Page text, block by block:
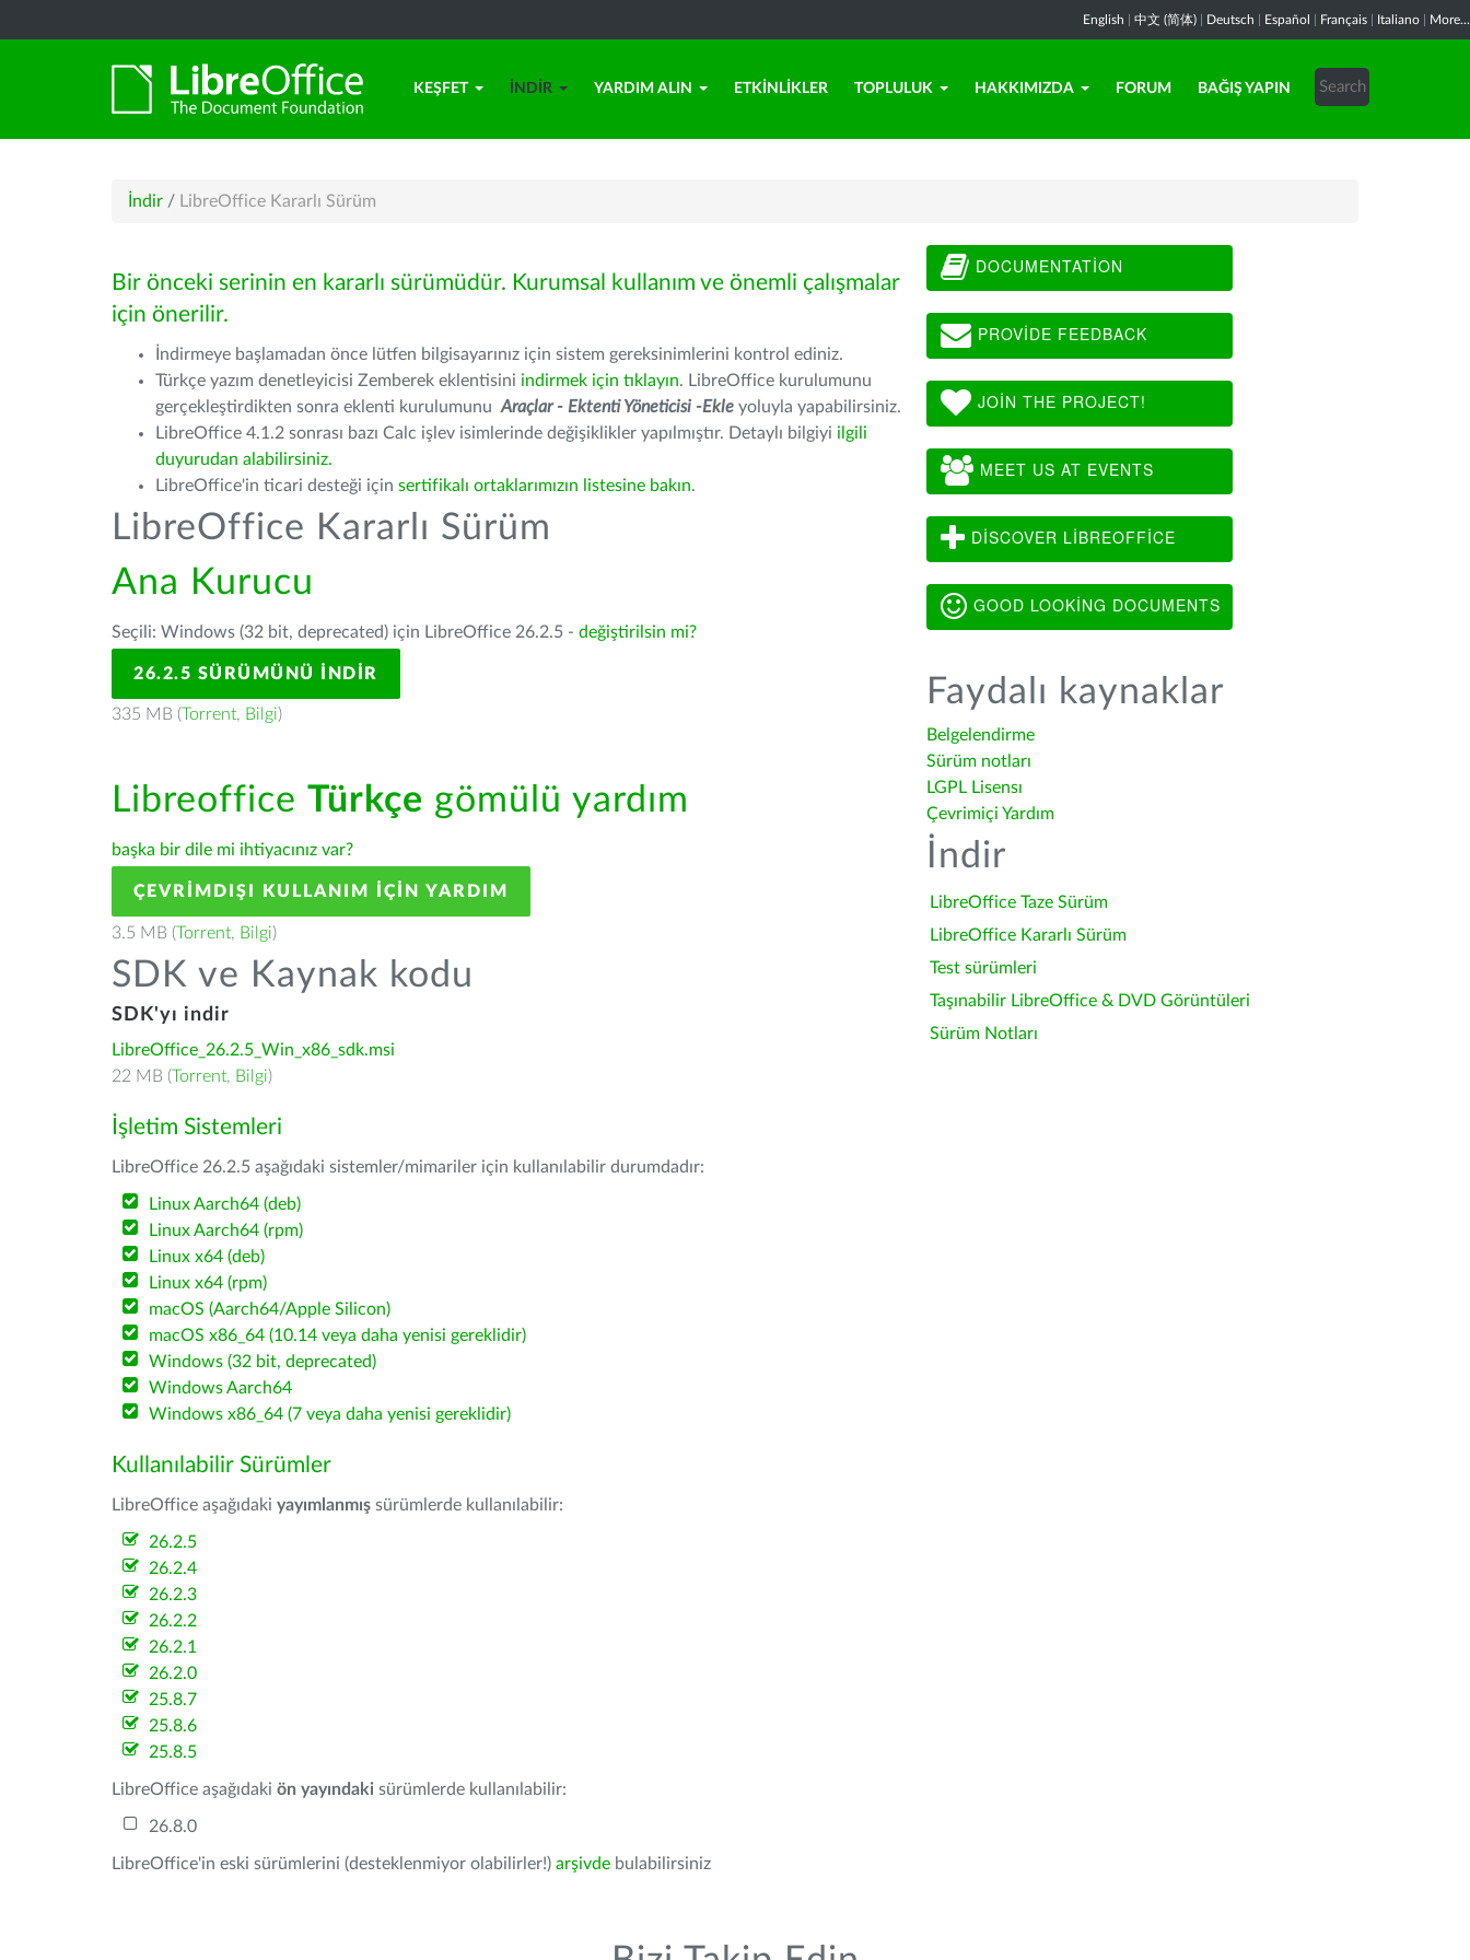
English 中文 (简体) Deutsch Español Français Italiano More...
KEŞFET İNDIR YARDIM ALIN ETKINLIKLER TOPLULUK HAKKIMIZDA FORUM BAĞIŞ YAPIN
İndir / LibreOffice Kararlı Sürüm
Bir önceki serinin en kararlı sürümüdür. Kurumsal kullanım ve önemli çalışmalar
için önerilir.
İndirmeye başlamadan önce lütfen bilgisayarınız için sistem gereksinimlerini kontrol ediniz.
Türkçe yazım denetleyicisi Zemberek eklentisini indirmek için tıklayın. LibreOffice kurulumunu
gerçekleştirdikten sonra eklenti kurulumunu Araçlar - Ektenti Yöneticisi -Ekle yoluyla yapabilirsiniz.
LibreOffice 4.1.2 sonrası bazı Calc işlev isimlerinde değişiklikler yapılmıştır. Detaylı bilgiyi ilgili
duyurudan alabilirsiniz.
LibreOffice'in ticari desteği için sertifikalı ortaklarımızın listesine bakın.
LibreOffice Kararlı Sürüm
Ana Kurucu
Seçili: Windows (32 bit, deprecated) için LibreOffice 26.2.5 - değiştirilsin mi?
26.2.5 SÜRÜMÜNÜ İNDIR
335 MB (Torrent, Bilgi)
Libreoffice Türkçe gömülü yardım
başka bir dile mi ihtiyacınız var?
ÇEVRIMDIŞI KULLANIM IÇIN YARDIM
3.5 MB (Torrent, Bilgi)
SDK ve Kaynak kodu
SDK'yı indir
LibreOffice_26.2.5_Win_x86_sdk.msi
22 MB (Torrent, Bilgi)
İşletim Sistemleri
LibreOffice 26.2.5 aşağıdaki sistemler/mimariler için kullanılabilir durumdadır:
Linux Aarch64 (deb)
Linux Aarch64 (rpm)
Linux x64 (deb)
Linux x64 (rpm)
macOS (Aarch64/Apple Silicon)
macOS x86_64 (10.14 veya daha yenisi gereklidir)
Windows (32 bit, deprecated)
Windows Aarch64
Windows x86_64 (7 veya daha yenisi gereklidir)
Kullanılabilir Sürümler
LibreOffice aşağıdaki yayımlanmış sürümlerde kullanılabilir:
26.2.5
26.2.4
26.2.3
26.2.2
26.2.1
26.2.0
25.8.7
25.8.6
25.8.5
LibreOffice aşağıdaki ön yayındaki sürümlerde kullanılabilir:
26.8.0
LibreOffice'in eski sürümlerini (desteklenmiyor olabilirler!) arşivde bulabilirsiniz
DOCUMENTATION
PROVIDE FEEDBACK
JOIN THE PROJECT!
MEET US AT EVENTS
DISCOVER LIBREOFFICE
GOOD LOOKING DOCUMENTS
Faydalı kaynaklar
Belgelendirme
Sürüm notları
LGPL Lisensı
Çevrimiçi Yardım
İndir
LibreOffice Taze Sürüm
LibreOffice Kararlı Sürüm
Test sürümleri
Taşınabilir LibreOffice & DVD Görüntüleri
Sürüm Notları